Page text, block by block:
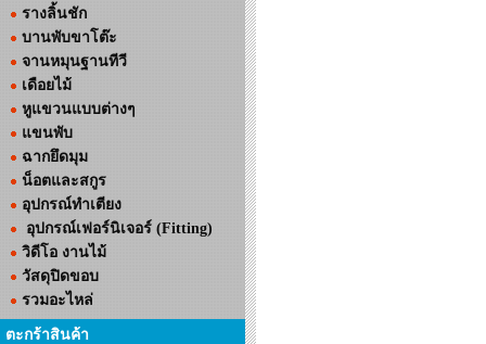
รางลิ้นชัก
บานพับขาโต๊ะ
จานหมุนฐานทีวี
เดือยไม้
หูแขวนแบบต่างๆ
แขนพับ
ฉากยึดมุม
น็อตและสกูร
อุปกรณ์ทำเตียง
อุปกรณ์เฟอร์นิเจอร์ (Fitting)
วิดีโอ งานไม้
วัสดุปิดขอบ
รวมอะไหล่
ตะกร้าสินค้า